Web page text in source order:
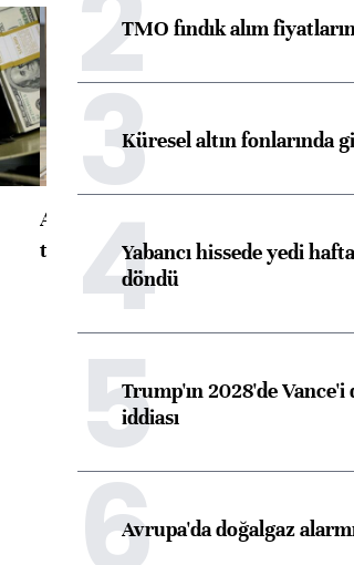
ABD'de konut başlangıçları
toparlandı
TMO fındık alım
3Küresel altın fonlarında
4Yabancı hissede yedi
döndü
5Trump'ın 2028'de
iddiası
6Avrupa'da doğalgaz